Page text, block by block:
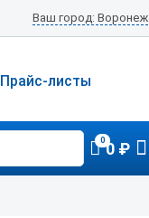
Ваш город: Воронеж
Прайс-листы
00 ₽